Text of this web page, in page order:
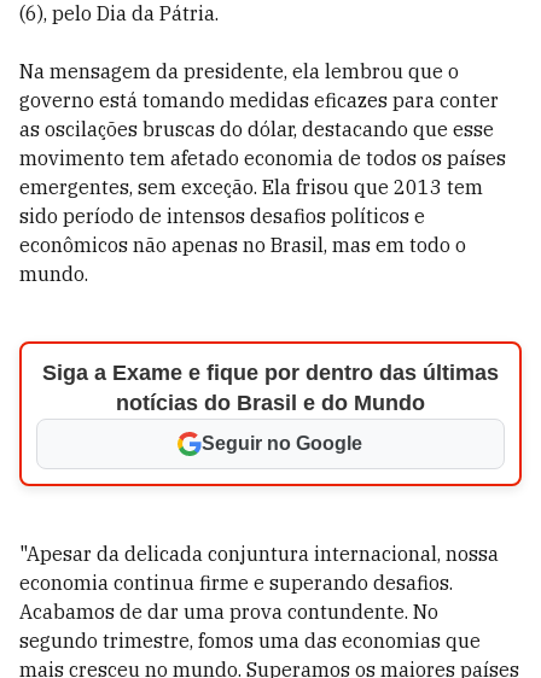
(6), pelo Dia da Pátria.
Na mensagem da presidente, ela lembrou que o
governo está tomando medidas eficazes para conter
as oscilações bruscas do dólar, destacando que esse
movimento tem afetado economia de todos os países
emergentes, sem exceção. Ela frisou que 2013 tem
sido período de intensos desafios políticos e
econômicos não apenas no Brasil, mas em todo o
mundo.
Siga a Exame e fique por dentro das últimas
notícias do Brasil e do Mundo
Seguir no Google
"Apesar da delicada conjuntura internacional, nossa
economia continua firme e superando desafios.
Acabamos de dar uma prova contundente. No
segundo trimestre, fomos uma das economias que
mais cresceu no mundo. Superamos os maiores países